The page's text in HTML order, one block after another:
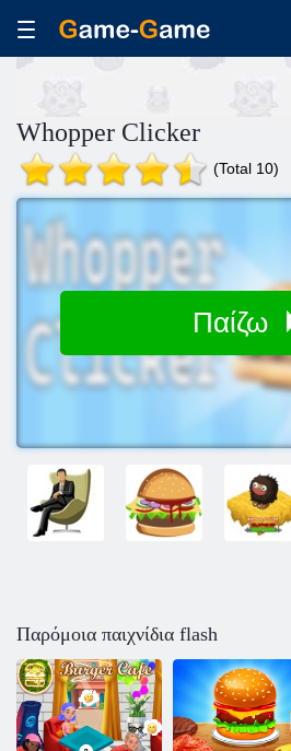
Whopper Clicker
(Total 10)
Παίζω
Παρόμοια παιχνίδια flash